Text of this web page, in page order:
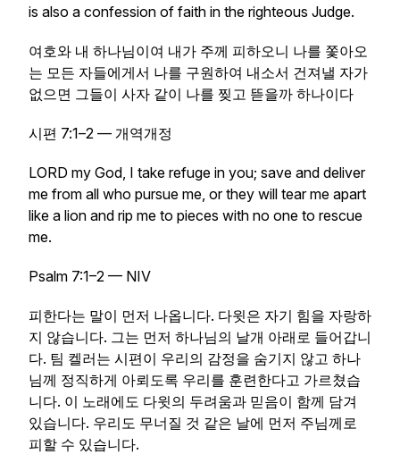
is also a confession of faith in the righteous Judge.
여호와 내 하나님이여 내가 주께 피하오니 나를 쫓아오
는 모든 자들에게서 나를 구원하여 내소서 건져낼 자가
없으면 그들이 사자 같이 나를 찢고 뜯을까 하나이다
시편 7:1–2 — 개역개정
LORD my God, I take refuge in you; save and deliver
me from all who pursue me, or they will tear me apart
like a lion and rip me to pieces with no one to rescue
me.
Psalm 7:1–2 — NIV
피한다는 말이 먼저 나옵니다. 다윗은 자기 힘을 자랑하
지 않습니다. 그는 먼저 하나님의 날개 아래로 들어갑니
다. 팀 켈러는 시편이 우리의 감정을 숨기지 않고 하나
님께 정직하게 아뢰도록 우리를 훈련한다고 가르쳤습
니다. 이 노래에도 다윗의 두려움과 믿음이 함께 담겨
있습니다. 우리도 무너질 것 같은 날에 먼저 주님께로
피할 수 있습니다.